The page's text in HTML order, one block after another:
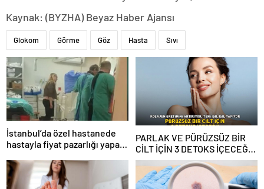
Kaynak: (BYZHA) Beyaz Haber Ajansı
Glokom Görme Göz Hasta Sıvı
İstanbul’da özel hastanede
hastayla fiyat pazarlığı yapan
PARLAK VE PÜRÜZSÜZ BİR
CİLT İÇİN 3 DETOKS İÇECEĞİ!
Kolajen üretimini artırıyor! C
vitamini ile teni ışıl ışıl
yapıyor!